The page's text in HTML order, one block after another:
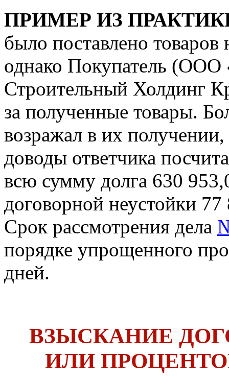
ПРИМЕР ИЗ
было поставлено
однако Покупатель (ООО
Строительный Холдинг
за полученные товары.
возражал в их
доводы ответчика
всю сумму долга 630
договорной неустойки
Срок рассмотрения дела
порядке упрощенного
дней.
ВЗЫСКАНИЕ
ИЛИ